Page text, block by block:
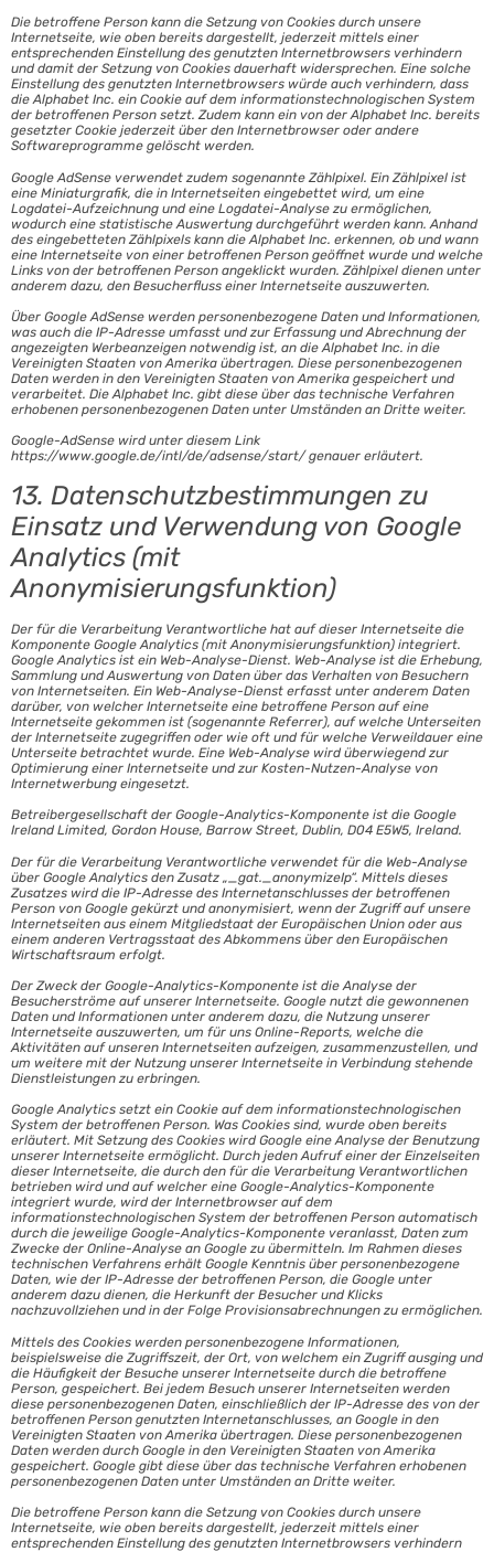
Die betroffene Person kann die Setzung von Cookies durch unsere
Internetseite, wie oben bereits dargestellt, jederzeit mittels einer
entsprechenden Einstellung des genutzten Internetbrowsers verhindern
und damit der Setzung von Cookies dauerhaft widersprechen. Eine solche
Einstellung des genutzten Internetbrowsers würde auch verhindern, dass
die Alphabet Inc. ein Cookie auf dem informationstechnologischen System
der betroffenen Person setzt. Zudem kann ein von der Alphabet Inc. bereits
gesetzter Cookie jederzeit über den Internetbrowser oder andere
Softwareprogramme gelöscht werden.
Google AdSense verwendet zudem sogenannte Zählpixel. Ein Zählpixel ist
eine Miniaturgrafik, die in Internetseiten eingebettet wird, um eine
Logdatei-Aufzeichnung und eine Logdatei-Analyse zu ermöglichen,
wodurch eine statistische Auswertung durchgeführt werden kann. Anhand
des eingebetteten Zählpixels kann die Alphabet Inc. erkennen, ob und wann
eine Internetseite von einer betroffenen Person geöffnet wurde und welche
Links von der betroffenen Person angeklickt wurden. Zählpixel dienen unter
anderem dazu, den Besucherfluss einer Internetseite auszuwerten.
Über Google AdSense werden personenbezogene Daten und Informationen,
was auch die IP-Adresse umfasst und zur Erfassung und Abrechnung der
angezeigten Werbeanzeigen notwendig ist, an die Alphabet Inc. in die
Vereinigten Staaten von Amerika übertragen. Diese personenbezogenen
Daten werden in den Vereinigten Staaten von Amerika gespeichert und
verarbeitet. Die Alphabet Inc. gibt diese über das technische Verfahren
erhobenen personenbezogenen Daten unter Umständen an Dritte weiter.
Google-AdSense wird unter diesem Link
https://www.google.de/intl/de/adsense/start/ genauer erläutert.
13. Datenschutzbestimmungen zu
Einsatz und Verwendung von Google
Analytics (mit
Anonymisierungsfunktion)
Der für die Verarbeitung Verantwortliche hat auf dieser Internetseite die
Komponente Google Analytics (mit Anonymisierungsfunktion) integriert.
Google Analytics ist ein Web-Analyse-Dienst. Web-Analyse ist die Erhebung,
Sammlung und Auswertung von Daten über das Verhalten von Besuchern
von Internetseiten. Ein Web-Analyse-Dienst erfasst unter anderem Daten
darüber, von welcher Internetseite eine betroffene Person auf eine
Internetseite gekommen ist (sogenannte Referrer), auf welche Unterseiten
der Internetseite zugegriffen oder wie oft und für welche Verweildauer eine
Unterseite betrachtet wurde. Eine Web-Analyse wird überwiegend zur
Optimierung einer Internetseite und zur Kosten-Nutzen-Analyse von
Internetwerbung eingesetzt.
Betreibergesellschaft der Google-Analytics-Komponente ist die Google
Ireland Limited, Gordon House, Barrow Street, Dublin, D04 E5W5, Ireland.
Der für die Verarbeitung Verantwortliche verwendet für die Web-Analyse
über Google Analytics den Zusatz „_gat._anonymizeIp“. Mittels dieses
Zusatzes wird die IP-Adresse des Internetanschlusses der betroffenen
Person von Google gekürzt und anonymisiert, wenn der Zugriff auf unsere
Internetseiten aus einem Mitgliedstaat der Europäischen Union oder aus
einem anderen Vertragsstaat des Abkommens über den Europäischen
Wirtschaftsraum erfolgt.
Der Zweck der Google-Analytics-Komponente ist die Analyse der
Besucherströme auf unserer Internetseite. Google nutzt die gewonnenen
Daten und Informationen unter anderem dazu, die Nutzung unserer
Internetseite auszuwerten, um für uns Online-Reports, welche die
Aktivitäten auf unseren Internetseiten aufzeigen, zusammenzustellen, und
um weitere mit der Nutzung unserer Internetseite in Verbindung stehende
Dienstleistungen zu erbringen.
Google Analytics setzt ein Cookie auf dem informationstechnologischen
System der betroffenen Person. Was Cookies sind, wurde oben bereits
erläutert. Mit Setzung des Cookies wird Google eine Analyse der Benutzung
unserer Internetseite ermöglicht. Durch jeden Aufruf einer der Einzelseiten
dieser Internetseite, die durch den für die Verarbeitung Verantwortlichen
betrieben wird und auf welcher eine Google-Analytics-Komponente
integriert wurde, wird der Internetbrowser auf dem
informationstechnologischen System der betroffenen Person automatisch
durch die jeweilige Google-Analytics-Komponente veranlasst, Daten zum
Zwecke der Online-Analyse an Google zu übermitteln. Im Rahmen dieses
technischen Verfahrens erhält Google Kenntnis über personenbezogene
Daten, wie der IP-Adresse der betroffenen Person, die Google unter
anderem dazu dienen, die Herkunft der Besucher und Klicks
nachzuvollziehen und in der Folge Provisionsabrechnungen zu ermöglichen.
Mittels des Cookies werden personenbezogene Informationen,
beispielsweise die Zugriffszeit, der Ort, von welchem ein Zugriff ausging und
die Häufigkeit der Besuche unserer Internetseite durch die betroffene
Person, gespeichert. Bei jedem Besuch unserer Internetseiten werden
diese personenbezogenen Daten, einschließlich der IP-Adresse des von der
betroffenen Person genutzten Internetanschlusses, an Google in den
Vereinigten Staaten von Amerika übertragen. Diese personenbezogenen
Daten werden durch Google in den Vereinigten Staaten von Amerika
gespeichert. Google gibt diese über das technische Verfahren erhobenen
personenbezogenen Daten unter Umständen an Dritte weiter.
Die betroffene Person kann die Setzung von Cookies durch unsere
Internetseite, wie oben bereits dargestellt, jederzeit mittels einer
entsprechenden Einstellung des genutzten Internetbrowsers verhindern